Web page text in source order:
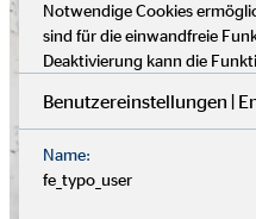
Notwendige Cookies
sind für die einwandfreie
Deaktivierung kann die
Benutzereinstellungen |
Name:
fe_typo_user